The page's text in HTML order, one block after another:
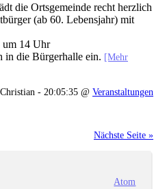
die Ortsgemeinde recht herzlich
(ab 60. Lebensjahr) mit
um 14 Uhr
in die Bürgerhalle ein. [Mehr
Christian - 20:05:35 @ Veranstaltungen
Nächste Seite »
Atom